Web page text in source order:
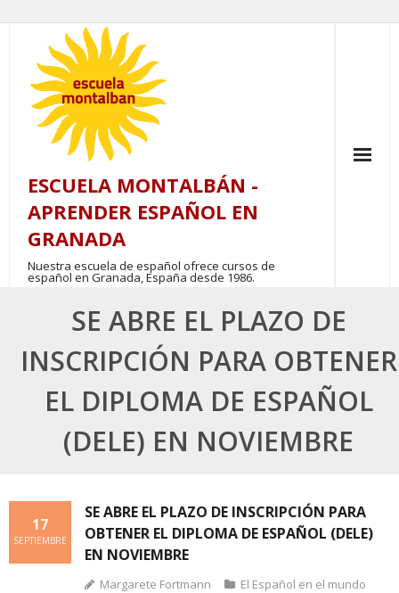
content
ESCUELA MONTALBÁN -
APRENDER ESPAÑOL EN
GRANADA
Nuestra escuela de español ofrece cursos de
español en Granada, España desde 1986.
SE ABRE EL PLAZO DE
INSCRIPCIÓN PARA OBTENER
EL DIPLOMA DE ESPAÑOL
(DELE) EN NOVIEMBRE
SE ABRE EL PLAZO DE INSCRIPCIÓN PARA
OBTENER EL DIPLOMA DE ESPAÑOL (DELE)
EN NOVIEMBRE
17
SEPTIEMBRE
Margarete Fortmann
El Español en el mundo